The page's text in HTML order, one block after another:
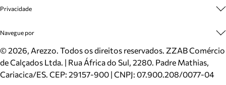
Mapa do Site
Inverno
Mundo Arezzo
Cadastro
Meus Pedidos
Trocas e Devoluções
Cartão Presente
Localizador de lojas
Privacidade
Politica e Privacidade
Navegue por
Sapatos
Bolsas
Scarpins
©2026, Arezzo. Todos os direitos reservados. ZZAB Comércio
de Calçados Ltda. | Rua África do Sul, 2280. Padre Mathias,
Cariacica/ES. CEP: 29157-900 | CNPJ: 07.900.208/0077-04